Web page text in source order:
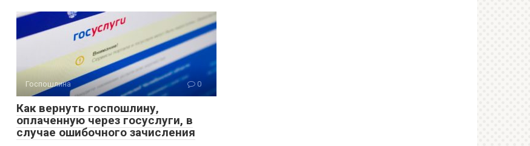
Госпошлина 0
Как вернуть госпошлину,
оплаченную через госуслуги, в
случае ошибочного зачисления